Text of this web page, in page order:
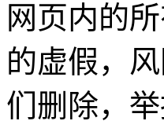
网页内的
的虚假，
们删除，